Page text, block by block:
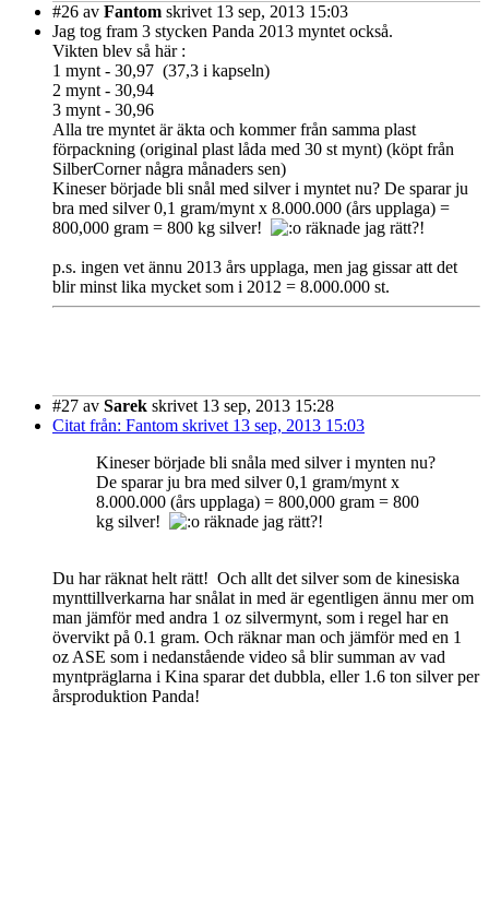
#26 av Fantom skrivet 13 sep, 2013 15:03
Jag tog fram 3 stycken Panda 2013 myntet också.
Vikten blev så här :
1 mynt - 30,97 (37,3 i kapseln)
2 mynt - 30,94
3 mynt - 30,96
Alla tre myntet är äkta och kommer från samma plast
förpackning (original plast låda med 30 st mynt) (köpt från
SilberCorner några månaders sen)
Kineser började bli snål med silver i myntet nu? De sparar ju
bra med silver 0,1 gram/mynt x 8.000.000 (års upplaga) =
800,000 gram = 800 kg silver!
räknade jag rätt?!
p.s. ingen vet ännu 2013 års upplaga, men jag gissar att det
blir minst lika mycket som i 2012 = 8.000.000 st.
#27 av Sarek skrivet 13 sep, 2013 15:28
Citat från: Fantom skrivet 13 sep, 2013 15:03
Kineser började bli snåla med silver i mynten nu?
De sparar ju bra med silver 0,1 gram/mynt x
8.000.000 (års upplaga) = 800,000 gram = 800
kg silver!
räknade jag rätt?!
Du har räknat helt rätt! Och allt det silver som de kinesiska
mynttillverkarna har snålat in med är egentligen ännu merom
man jämför med andra 1 oz silvermynt, som i regel har en
övervikt på 0.1 gram. Och räknar man och jämför med en 1
oz ASE som i nedanstående video så blir summan av vad
myntpräglarna i Kina sparar det dubbla, eller 1.6 ton silver per
årsproduktion Panda!